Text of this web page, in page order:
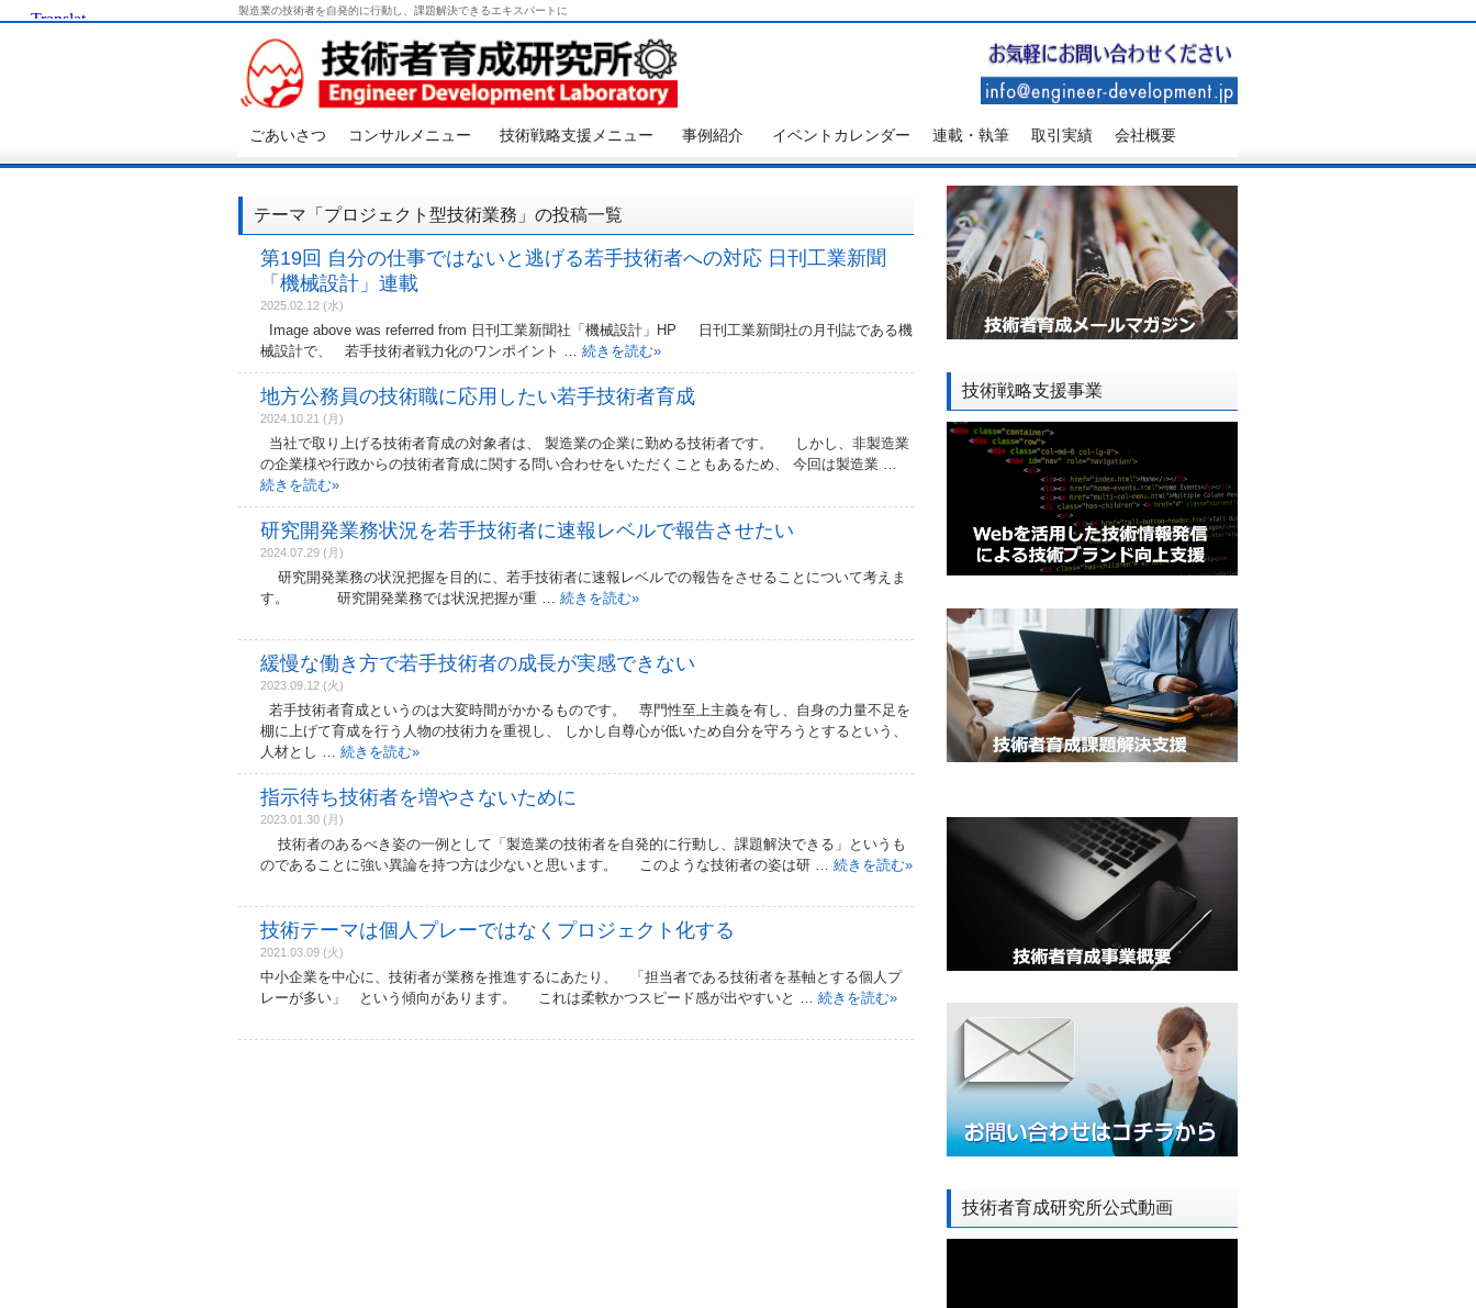
製造業の技術者を自発的に行動し、課題解決できるエキスパートに
ごあいさつ コンサルメニュー 技術戦略支援メニュー 事例紹介 イベントカレンダー 連載・執筆 取引実績 会社概要
テーマ「プロジェクト型技術業務」の投稿一覧
第19回 自分の仕事ではないと逃げる若手技術者への対応 日刊工業新聞
「機械設計」連載
2025.02.12 (水)
Image above was referred from 日刊工業新聞社「機械設計」HP 日刊工業新聞社の月刊誌である機
械設計で、 若手技術者戦力化のワンポイント … 続きを読む»
地方公務員の技術職に応用したい若手技術者育成
2024.10.21 (月)
当社で取り上げる技術者育成の対象者は、 製造業の企業に勤める技術者です。 しかし、非製造業
の企業様や行政からの技術者育成に関する問い合わせをいただくこともあるため、 今回は製造業 …
続きを読む»
研究開発業務状況を若手技術者に速報レベルで報告させたい
2024.07.29 (月)
研究開発業務の状況把握を目的に、若手技術者に速報レベルでの報告をさせることについて考えま
す。 研究開発業務では状況把握が重 … 続きを読む»
緩慢な働き方で若手技術者の成長が実感できない
2023.09.12 (火)
若手技術者育成というのは大変時間がかかるものです。 専門性至上主義を有し、自身の力量不足を
棚に上げて育成を行う人物の技術力を重視し、 しかし自尊心が低いため自分を守ろうとするという、
人材とし … 続きを読む»
指示待ち技術者を増やさないために
2023.01.30 (月)
技術者のあるべき姿の一例として「製造業の技術者を自発的に行動し、課題解決できる」というも
のであることに強い異論を持つ方は少ないと思います。 このような技術者の姿は研 … 続きを読む»
技術テーマは個人プレーではなくプロジェクト化する
2021.03.09 (火)
中小企業を中心に、技術者が業務を推進するにあたり、 「担当者である技術者を基軸とする個人プ
レーが多い」 という傾向があります。 これは柔軟かつスピード感が出やすいと … 続きを読む»
技術戦略支援事業
技術者育成研究所公式動画